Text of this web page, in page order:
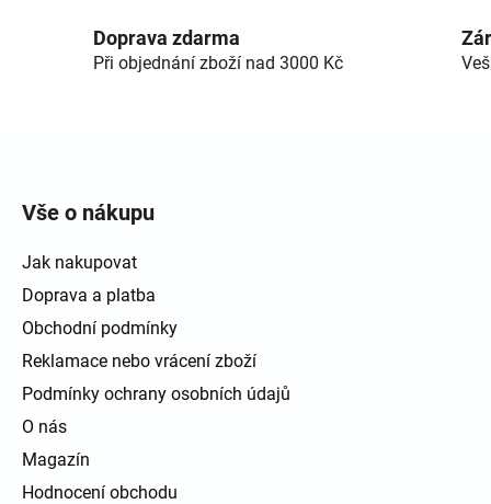
Doprava zdarma
Při objednání zboží nad 3000 Kč
Vše o nákupu
Jak nakupovat
Doprava a platba
Obchodní podmínky
Reklamace nebo vrácení zboží
Podmínky ochrany osobních údajů
O nás
Magazín
Hodnocení obchodu